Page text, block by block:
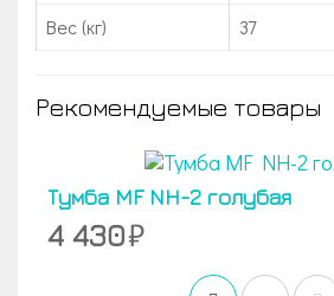
Вес (кг)
37
Рекомендуемые товары
Тумба MF NH-2 голубая
4 430